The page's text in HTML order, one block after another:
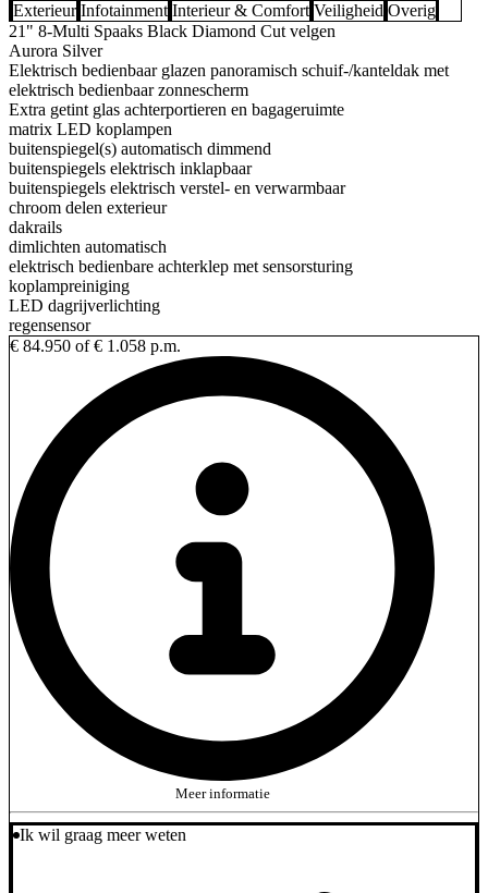
Exterieur Infotainment Interieur & Comfort Veiligheid Overig
21" 8-Multi Spaaks Black Diamond Cut velgen
Aurora Silver
Elektrisch bedienbaar glazen panoramisch schuif-/kanteldak met
elektrisch bedienbaar zonnescherm
Extra getint glas achterportieren en bagageruimte
matrix LED koplampen
buitenspiegel(s) automatisch dimmend
buitenspiegels elektrisch inklapbaar
buitenspiegels elektrisch verstel- en verwarmbaar
chroom delen exterieur
dakrails
dimlichten automatisch
elektrisch bedienbare achterklep met sensorsturing
koplampreiniging
LED dagrijverlichting
regensensor
€ 84.950 of € 1.058 p.m.
Meer informatie
Ik wil graag meer weten